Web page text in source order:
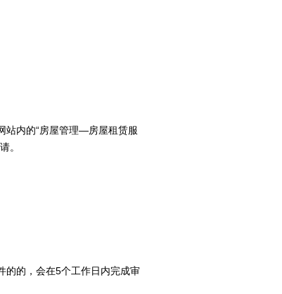
站内的“房屋管理—房屋租赁服
。
的的，会在5个工作日内完成审